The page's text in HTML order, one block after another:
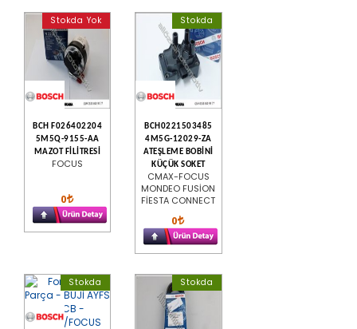
Stokda Yok
BCH F026402204
5M5Q-9155-AA
MAZOT FİLİTRESİ
FOCUS
0
Stokda
BCH0221503485
4M5G-12029-ZA
ATEŞLEME BOBİNİ
KÜÇÜK SOKET
CMAX-FOCUS
MONDEO FUSİON
FİESTA CONNECT
0
Stokda Stokda